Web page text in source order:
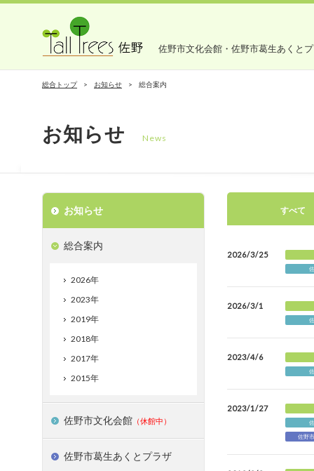
佐野市文化会館・佐野市葛生あくと
総合トップ お知らせ 総合案内
お知らせ News
すべて
2026/3/25
2026/3/1
2023/4/6
2023/1/27
佐野
お知らせ
総合案内
2026年
2023年
2019年
2018年
2017年
2015年
佐野市文化会館 （休館中）
佐野市葛生あくとプラザ